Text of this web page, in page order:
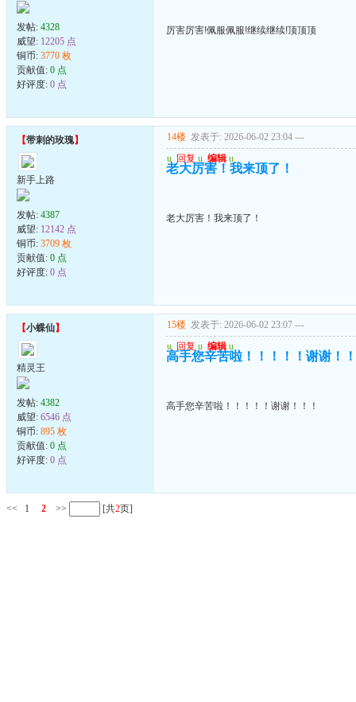
发帖: 4328
威望: 12205 点
铜币: 3770 枚
贡献值: 0 点
好评度: 0 点
厉害厉害!佩服佩服!继续继续!顶顶顶
【带刺的玫瑰】
新手上路
发帖: 4387
威望: 12142 点
铜币: 3709 枚
贡献值: 0 点
好评度: 0 点
14楼 发表于: 2026-06-02 23:04 ---
u 回复 u 编辑 u
老大厉害！我来顶了！
老大厉害！我来顶了！
【小蝶仙】
精灵王
发帖: 4382
威望: 6546 点
铜币: 895 枚
贡献值: 0 点
好评度: 0 点
15楼 发表于: 2026-06-02 23:07 ---
u 回复 u 编辑 u
高手您辛苦啦！！！！！谢谢！
高手您辛苦啦！！！！！谢谢！！！
<< 1 2 >> [共2页]